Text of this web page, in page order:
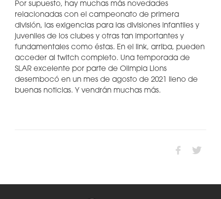
Por supuesto, hay muchas más novedades
relacionadas con el campeonato de primera
división, las exigencias para las divisiones infantiles y
juveniles de los clubes y otras tan importantes y
fundamentales como éstas. En el link, arriba, pueden
acceder al twitch completo. Una temporada de
SLAR excelente por parte de Olimpia Lions
desembocó en un mes de agosto de 2021 lleno de
buenas noticias. Y vendrán muchas más.